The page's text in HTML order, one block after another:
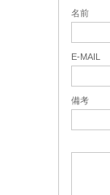
名前
E-MAIL
備考